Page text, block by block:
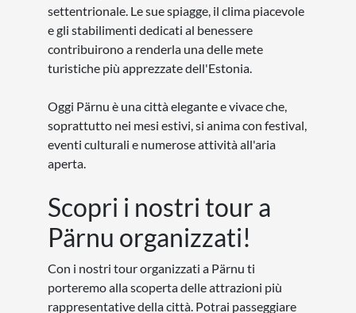
settentrionale. Le sue spiagge, il clima piacevole
e gli stabilimenti dedicati al benessere
contribuirono a renderla una delle mete
turistiche più apprezzate dell'Estonia.
Oggi Pärnu è una città elegante e vivace che,
soprattutto nei mesi estivi, si anima con festival,
eventi culturali e numerose attività all'aria
aperta.
Scopri i nostri tour a
Pärnu organizzati!
Con i nostri tour organizzati a Pärnu ti
porteremo alla scoperta delle attrazioni più
rappresentative della città. Potrai passeggiare